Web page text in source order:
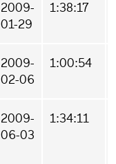
2009-
01-29
1:38:17
2009-
02-06
1:00:54
2009-
06-03
1:34:11